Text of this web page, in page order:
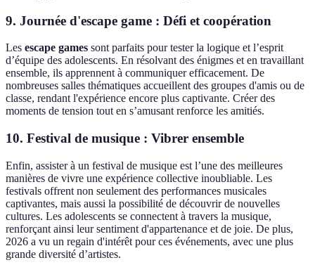
9. Journée d'escape game : Défi et coopération
Les escape games sont parfaits pour tester la logique et l’esprit
d’équipe des adolescents. En résolvant des énigmes et en travaillant
ensemble, ils apprennent à communiquer efficacement. De
nombreuses salles thématiques accueillent des groupes d'amis ou de
classe, rendant l'expérience encore plus captivante. Créer des
moments de tension tout en s’amusant renforce les amitiés.
10. Festival de musique : Vibrer ensemble
Enfin, assister à un festival de musique est l’une des meilleures
manières de vivre une expérience collective inoubliable. Les
festivals offrent non seulement des performances musicales
captivantes, mais aussi la possibilité de découvrir de nouvelles
cultures. Les adolescents se connectent à travers la musique,
renforçant ainsi leur sentiment d'appartenance et de joie. De plus,
2026 a vu un regain d'intérêt pour ces événements, avec une plus
grande diversité d’artistes.